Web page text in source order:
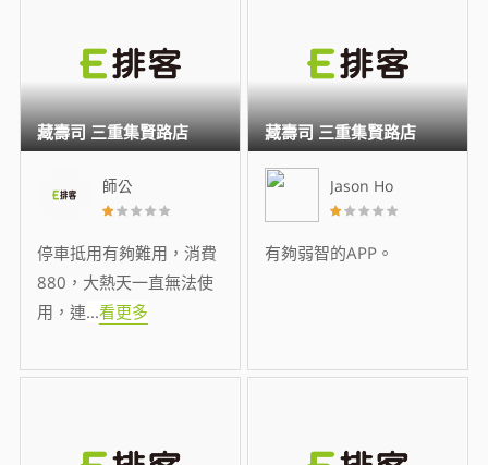
師公
停車抵用有夠難用，消費
880，大熱天一直無法使
用，連...看更多
藏壽司 三重集賢路店
Jason Ho
有夠弱智的APP。
藏壽司 三重集賢路店